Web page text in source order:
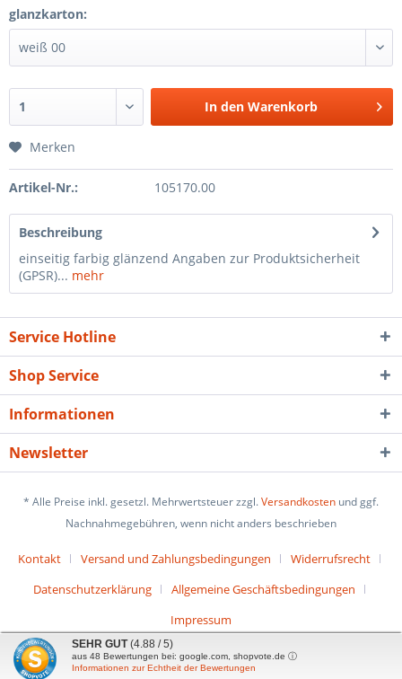
glanzkarton:
In den Warenkorb
Merken
Artikel-Nr.: 105170.00
Beschreibung
einseitig farbig glänzend Angaben zur Produktsicherheit
(GPSR)... mehr
Service Hotline
Shop Service
Informationen
Newsletter
* Alle Preise inkl. gesetzl. Mehrwertsteuer zzgl.Versandkosten und ggf.
Nachnahmegebühren, wenn nicht anders beschrieben
Kontakt Versand und Zahlungsbedingungen
Widerrufsrecht
Datenschutzerklärung
Allgemeine Geschäftsbedingungen
Impressum
SEHR GUT (4.88 / 5)
aus 48 Bewertungen bei: google.com, shopvote.de ⓘ
Informationen zur Echtheit der Bewertungen